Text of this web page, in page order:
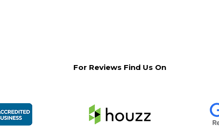
For Reviews Find Us On